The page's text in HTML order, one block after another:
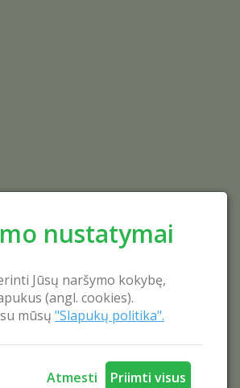
nustatymai
Jūsų naršymo kokybę,
(angl. cookies).
mūsų "Slapukų politika".
Atmesti Priimti visus